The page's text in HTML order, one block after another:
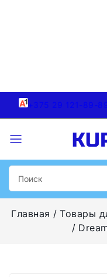
+375 29 121-89-
Главная Товары